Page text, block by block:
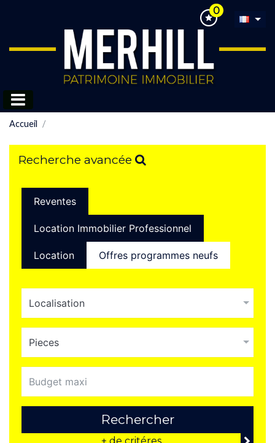
0
Accueil
Recherche avancée
Reventes
Location Immobilier Professionnel
Location Offres programmes neufs
Localisation
Pieces
Rechercher